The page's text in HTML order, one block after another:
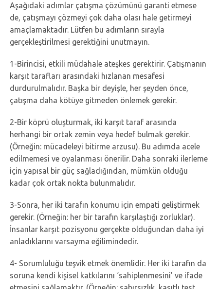
Aşağıdaki adımlar çatışma çözümünü garanti etmese
de, çatışmayı çözmeyi çok daha olası hale getirmeyi
amaçlamaktadır. Lütfen bu adımların sırayla
gerçekleştirilmesi gerektiğini unutmayın.
1-Birincisi, etkili müdahale ateşkes gerektirir. Çatışmanın
karşıt tarafları arasındaki hızlanan mesafesi
durdurulmalıdır. Başka bir deyişle, her şeyden önce,
çatışma daha kötüye gitmeden önlemek gerekir.
2-Bir köprü oluşturmak, iki karşıt taraf arasında
herhangi bir ortak zemin veya hedef bulmak gerekir.
(Örneğin: mücadeleyi bitirme arzusu). Bu adımda acele
edilmemesi ve oyalanması önerilir. Daha sonraki ilerleme
için yapısal bir güç sağladığından, mümkün olduğu
kadar çok ortak nokta bulunmalıdır.
3-Sonra, her iki tarafın konumu için empati geliştirmek
gerekir. (Örneğin: her bir tarafın karşılaştığı zorluklar).
İnsanlar karşıt pozisyonu gerçekte olduğundan daha iyi
anladıklarını varsayma eğilimindedir.
4- Sorumluluğu teşvik etmek önemlidir. Her iki tarafın da
soruna kendi kişisel katkılarını ‘sahiplenmesini’ ve ifade